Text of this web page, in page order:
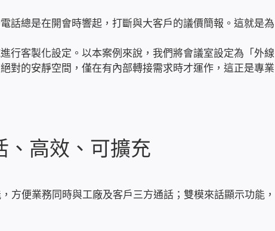
話總是在開會時響起，打斷與大客戶的議價簡報。這就是為
行客製化設定。以本案例來說，我們將會議室設定為「外線
對的安靜空間，僅在有內部轉接需求時才運作，這正是專業
、高效、可擴充
方便業務同時與工廠及客戶三方通話；雙模來話顯示功能，